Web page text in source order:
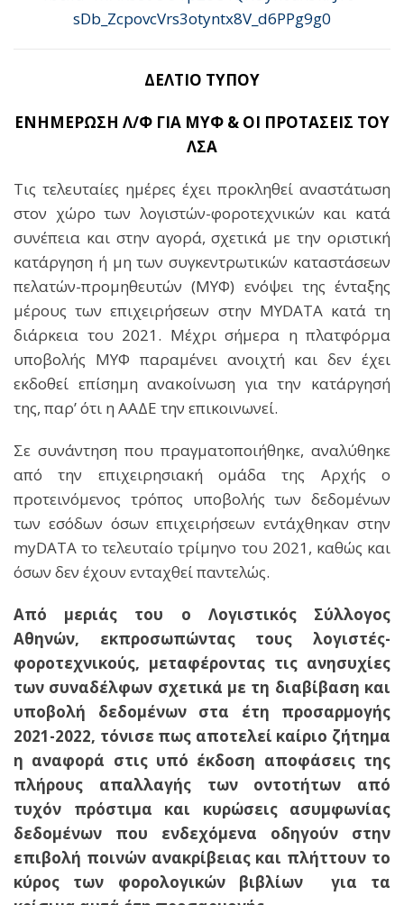
sDb_ZcpovcVrs3otyntx8V_d6PPg9g0
ΔΕΛΤΙΟ ΤΥΠΟΥ
ΕΝΗΜΕΡΩΣΗ Λ/Φ ΓΙΑ ΜΥΦ & ΟΙ ΠΡΟΤΑΣΕΙΣ ΤΟΥ
ΛΣΑ
Τις τελευταίες ημέρες έχει προκληθεί αναστάτωση
στον χώρο των λογιστών-φοροτεχνικών και κατά
συνέπεια και στην αγορά, σχετικά με την οριστική
κατάργηση ή μη των συγκεντρωτικών καταστάσεων
πελατών-προμηθευτών (ΜΥΦ) ενόψει της ένταξης
μέρους των επιχειρήσεων στην MYDATA κατά τη
διάρκεια του 2021. Μέχρι σήμερα η πλατφόρμα
υποβολής ΜΥΦ παραμένει ανοιχτή και δεν έχει
εκδοθεί επίσημη ανακοίνωση για την κατάργησή
της, παρ’ ότι η ΑΑΔΕ την επικοινωνεί.
Σε συνάντηση που πραγματοποιήθηκε, αναλύθηκε
από την επιχειρησιακή ομάδα της Αρχής ο
προτεινόμενος τρόπος υποβολής των δεδομένων
των εσόδων όσων επιχειρήσεων εντάχθηκαν στην
myDATA το τελευταίο τρίμηνο του 2021, καθώς και
όσων δεν έχουν ενταχθεί παντελώς.
Από μεριάς του ο Λογιστικός Σύλλογος
Αθηνών, εκπροσωπώντας τους λογιστές-
φοροτεχνικούς, μεταφέροντας τις ανησυχίες
των συναδέλφων σχετικά με τη διαβίβαση και
υποβολή δεδομένων στα έτη προσαρμογής
2021-2022, τόνισε πως αποτελεί καίριο ζήτημα
η αναφορά στις υπό έκδοση αποφάσεις της
πλήρους απαλλαγής των οντοτήτων από
τυχόν πρόστιμα και κυρώσεις ασυμφωνίας
δεδομένων που ενδεχόμενα οδηγούν στην
επιβολή ποινών ανακρίβειας και πλήττουν το
κύρος των φορολογικών βιβλίων για τα